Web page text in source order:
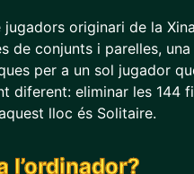
originari de la
de conjunts i parelles,
per a un sol jugador
eliminar les 144
lloc és Solitaire.
l’ordinador?